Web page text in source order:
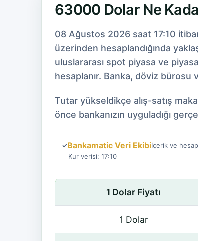
63000 Dolar Ne
08 Ağustos 2026 saat 17:10
üzerinden hesaplandığında
uluslararası spot piyasa ve
hesaplanır. Banka, döviz bürosu
Tutar yükseldikçe alış-satış
önce bankanızın uyguladığı
✓Bankamatic Veri Ekibiİçerik ve
Kur verisi: 17:10
1 Dolar Fiyatı
1 Dolar